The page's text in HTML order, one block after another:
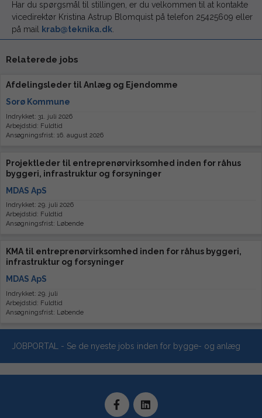
Har du spørgsmål til stillingen, er du velkommen til at kontakte
vicedirektør Kristina Astrup Blomquist på telefon 25425609 eller
på mail krab@teknika.dk
Relaterede jobs
Afdelingsleder til Anlæg og Ejendomme
Sorø Kommune
Indrykket: 31. juli 2026
Arbejdstid: Fuldtid
Ansøgningsfrist: 16. august 2026
Projektleder til entreprenørvirksomhed inden for råhus
byggeri, infrastruktur og forsyninger
MDAS ApS
Indrykket: 29. juli 2026
Arbejdstid: Fuldtid
Ansøgningsfrist: Løbende
KMA til entreprenørvirksomhed inden for råhus byggeri,
infrastruktur og forsyninger
MDAS ApS
Indrykket: 29. juli
Arbejdstid: Fuldtid
Ansøgningsfrist: Løbende
JOBPORTAL - Se de nyeste jobs inden for bygge- og anlæg